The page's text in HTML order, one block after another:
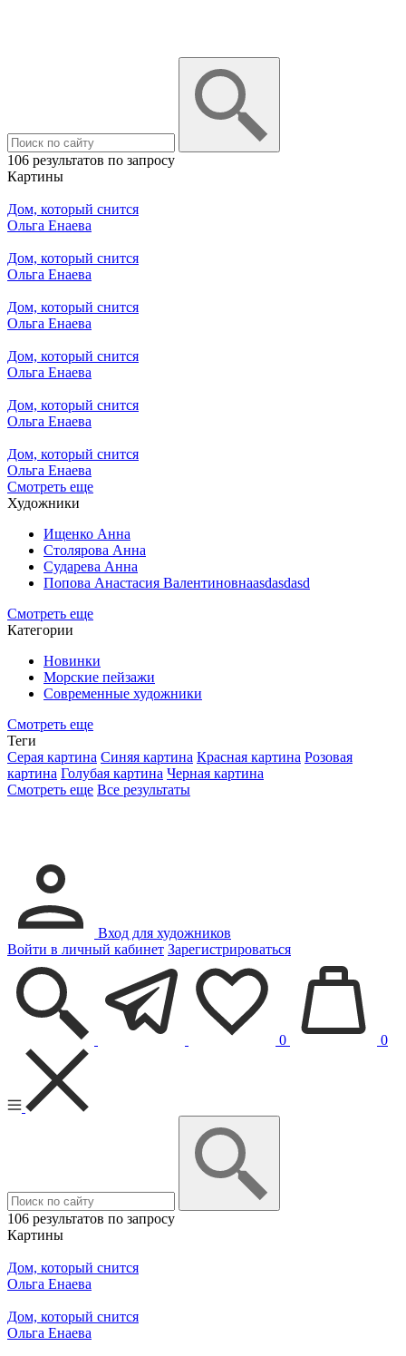
106 результатов по запросу
Картины
Дом, который снится
Ольга Енаева
Дом, который снится
Ольга Енаева
Дом, который снится
Ольга Енаева
Дом, который снится
Ольга Енаева
Дом, который снится
Ольга Енаева
Дом, который снится
Ольга Енаева
Смотреть еще
Художники
Ищенко Анна
Столярова Анна
Сударева Анна
Попова Анастасия Валентиновнаasdasdasd
Смотреть еще
Категории
Новинки
Морские пейзажи
Современные художники
Смотреть еще
Теги
Серая картина Синяя картина Красная картина Розовая
картина Голубая картина Черная картина
Смотреть еще Все результаты
Вход для художников
Войти в личный кабинет Зарегистрироваться
0 0
106 результатов по запросу
Картины
Дом, который снится
Ольга Енаева
Дом, который снится
Ольга Енаева